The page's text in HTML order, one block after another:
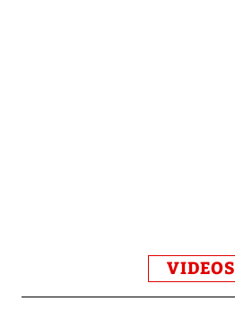
VIDEOS